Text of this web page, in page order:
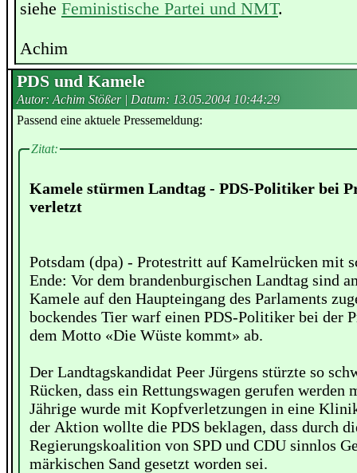
siehe Feministische Partei und NMT.
Achim
PDS und Kamele
Autor: Achim Stößer | Datum: 13.05.2004 10:44:29
Passend eine aktuele Pressemeldung:
Zitat:
Kamele stürmen Landtag - PDS-Politiker bei
verletzt
Potsdam (dpa) - Protestritt auf Kamelrücken mit
Ende: Vor dem brandenburgischen Landtag sind
Kamele auf den Haupteingang des Parlaments
bockendes Tier warf einen PDS-Politiker bei der
dem Motto «Die Wüste kommt» ab.
Der Landtagskandidat Peer Jürgens stürzte so
Rücken, dass ein Rettungswagen gerufen werden
Jährige wurde mit Kopfverletzungen in eine
der Aktion wollte die PDS beklagen, dass durch
Regierungskoalition von SPD und CDU sinnlos
märkischen Sand gesetzt worden sei.